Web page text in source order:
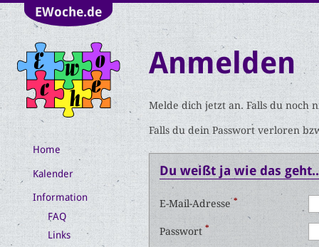
EWoche.de
Home
Kalender
Information
FAQ
Links
Anmelden
Melde dich jetzt an. Falls du noch
Falls du dein Passwort verloren
Du weißt ja wie das
E-Mail-Adresse *
Passwort *